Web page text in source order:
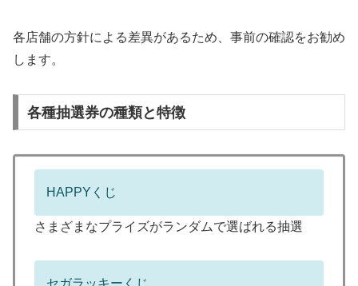
各店舗の方針による差異があるため、事前の確認をお勧め
します。
各種抽選券の種類と特徴
HAPPYくじ
さまざまなプライズがランダムで選ばれる抽選